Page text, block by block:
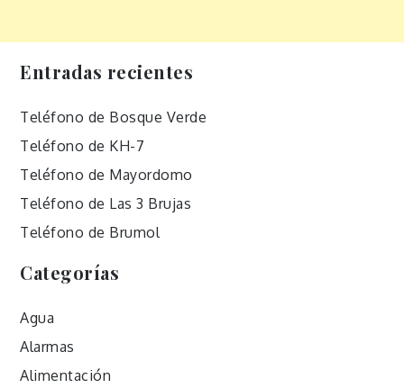
Entradas recientes
Teléfono de Bosque Verde
Teléfono de KH-7
Teléfono de Mayordomo
Teléfono de Las 3 Brujas
Teléfono de Brumol
Categorías
Agua
Alarmas
Alimentación